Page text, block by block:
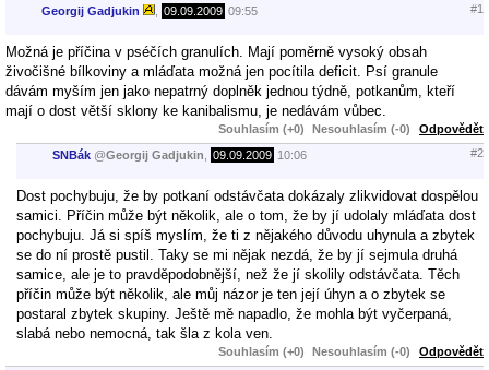
Georgij Gadjukin 09.09.2009 09:55 #1
Možná je příčina v pséčích granulích. Mají poměrně vysoký obsah
živočišné bílkoviny a mláďata možná jen pocítila deficit. Psí granule
dávám myším jen jako nepatrný doplněk jednou týdně, potkanům, kteří
mají o dost větší sklony ke kanibalismu, je nedávám vůbec.
Souhlasím (+0) Nesouhlasím (-0) Odpovědět
SNBák @Georgij Gadjukin 09.09.2009 10:06 #2
Dost pochybuju, že by potkaní odstávčata dokázaly zlikvidovat dospělou
samici. Příčin může být několik, ale o tom, že by jí udolaly mláďata dost
pochybuju. Já si spíš myslím, že ti z nějakého důvodu uhynula a zbytek
se do ní prostě pustil. Taky se mi nějak nezdá, že by jí sejmula druhá
samice, ale je to pravděpodobnější, než že jí skolily odstávčata. Těch
příčin může být několik, ale můj názor je ten její úhyn a o zbytek se
postaral zbytek skupiny. Ještě mě napadlo, že mohla být vyčerpaná,
slabá nebo nemocná, tak šla z kola ven.
Souhlasím (+0) Nesouhlasím (-0) Odpovědět